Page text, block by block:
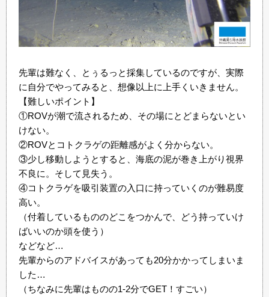
先輩は難なく、とぅるっと採集しているのですが、実際
に自分でやってみると、想像以上に上手くいきません。
【難しいポイント】
①ROVが潮で流されるため、その場にとどまらないとい
けない。
②ROVとコトクラゲの距離感がよく分からない。
③少し移動しようとすると、海底の泥が巻き上がり視界
不良に。そして見失う。
④コトクラゲを吸引装置の入口に持っていくのが難易度
高い。
（付着しているもののどこをつかんで、どう持っていけ
ばいいのか頭を使う）
などなど…
先輩からのアドバイスがあっても20分かかってしまいま
した…
（ちなみに先輩はものの1-2分でGET！すごい）